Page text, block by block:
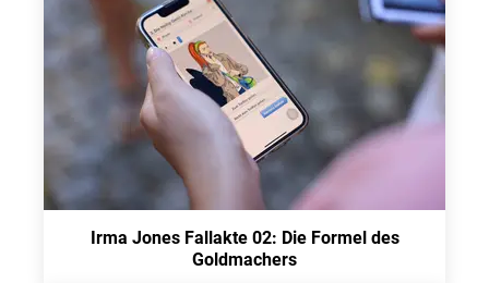
Irma Jones Fallakte 02: Die Formel des
Goldmachers